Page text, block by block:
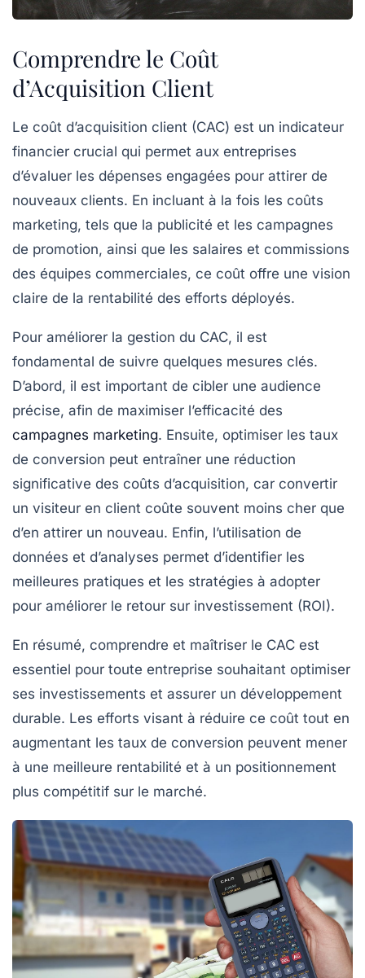
Comprendre le Coût
d’Acquisition Client
Le coût d’acquisition client (CAC) est un indicateur
financier crucial qui permet aux entreprises
d’évaluer les dépenses engagées pour attirer de
nouveaux clients. En incluant à la fois les coûts
marketing, tels que la publicité et les campagnes
de promotion, ainsi que les salaires et commissions
des équipes commerciales, ce coût offre une vision
claire de la rentabilité des efforts déployés.
Pour améliorer la gestion du CAC, il est
fondamental de suivre quelques mesures clés.
D’abord, il est important de cibler une audience
précise, afin de maximiser l’efficacité des
campagnes marketing. Ensuite, optimiser les taux
de conversion peut entraîner une réduction
significative des coûts d’acquisition, car convertir
un visiteur en client coûte souvent moins cher que
d’en attirer un nouveau. Enfin, l’utilisation de
données et d’analyses permet d’identifier les
meilleures pratiques et les stratégies à adopter
pour améliorer le retour sur investissement (ROI).
En résumé, comprendre et maîtriser le CAC est
essentiel pour toute entreprise souhaitant optimiser
ses investissements et assurer un développement
durable. Les efforts visant à réduire ce coût tout en
augmentant les taux de conversion peuvent mener
à une meilleure rentabilité et à un positionnement
plus compétitif sur le marché.